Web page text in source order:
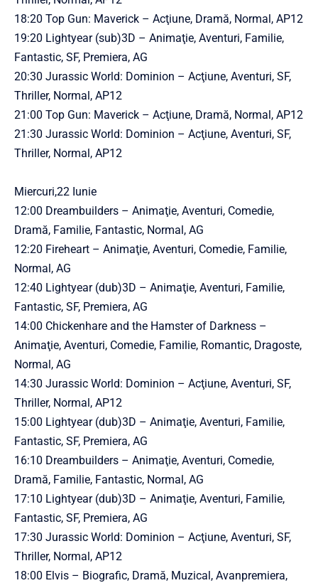
18:20 Top Gun: Maverick – Acţiune, Dramă, Normal, AP12
19:20 Lightyear (sub)3D – Animaţie, Aventuri, Familie,
Fantastic, SF, Premiera, AG
20:30 Jurassic World: Dominion – Acţiune, Aventuri, SF,
Thriller, Normal, AP12
21:00 Top Gun: Maverick – Acţiune, Dramă, Normal, AP12
21:30 Jurassic World: Dominion – Acţiune, Aventuri, SF,
Thriller, Normal, AP12
Miercuri,22 Iunie
12:00 Dreambuilders – Animaţie, Aventuri, Comedie,
Dramă, Familie, Fantastic, Normal, AG
12:20 Fireheart – Animaţie, Aventuri, Comedie, Familie,
Normal, AG
12:40 Lightyear (dub)3D – Animaţie, Aventuri, Familie,
Fantastic, SF, Premiera, AG
14:00 Chickenhare and the Hamster of Darkness –
Animaţie, Aventuri, Comedie, Familie, Romantic, Dragoste,
Normal, AG
14:30 Jurassic World: Dominion – Acţiune, Aventuri, SF,
Thriller, Normal, AP12
15:00 Lightyear (dub)3D – Animaţie, Aventuri, Familie,
Fantastic, SF, Premiera, AG
16:10 Dreambuilders – Animaţie, Aventuri, Comedie,
Dramă, Familie, Fantastic, Normal, AG
17:10 Lightyear (dub)3D – Animaţie, Aventuri, Familie,
Fantastic, SF, Premiera, AG
17:30 Jurassic World: Dominion – Acţiune, Aventuri, SF,
Thriller, Normal, AP12
18:00 Elvis – Biografic, Dramă, Muzical, Avanpremiera,